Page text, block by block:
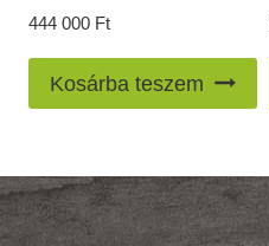
444 000 Ft
Kosárba teszem